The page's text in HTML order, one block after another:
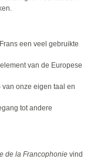
een veel gebruikte
van de Europese
onze eigen taal en
tot andere
de la Francophonie vind